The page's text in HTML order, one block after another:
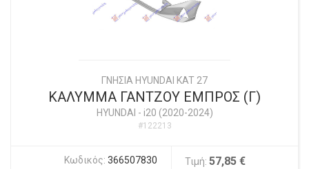
ΓΝΗΣΙΑ HYUNDAI KAT 27
ΚΑΛΥΜΜΑ ΓΑΝΤΖΟΥ ΕΜΠΡΟΣ (Γ)
HYUNDAI - i20 (2020-2024)
#122213
Κωδικός: 366507830 Τιμή: 57,85 €